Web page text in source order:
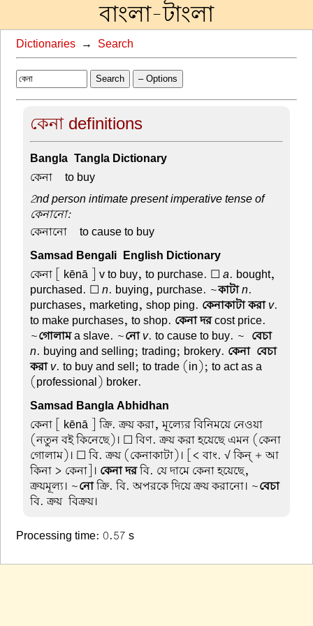
বাংলা-টাংলা
Dictionaries → Search
Search – Options
কেনা definitions
Bangla-Tangla Dictionary
কেনা –to buy
2nd person intimate present imperative tense of
কেনানো:
কেনানো –to cause to buy
Samsad Bengali-English Dictionary
কেনা [ kēnā ] v to buy, to purchase. ☐a. bought,
purchased. ☐n. buying, purchase. ~কাটাn.
purchases, marketing, shop ping. কেনাকাটা করা v.
to make purchases, to shop. কেনা দরcost price.
~গোলামa slave. ~নো v. to cause to buy. ~ -বেচা
n. buying and selling; trading; brokery. কেনা-বেচা
করা v. to buy and sell; to trade (in); to act as a
(professional) broker.
Samsad Bangla Abhidhan
কেনা [ kēnā ] ক্রি. ক্রয় করা, মূল্যের বিনিময়ে নেওয়া
(নতুন বই কিনেছে)। ☐ বিণ. ক্রয় করা হয়েছে এমন (কেনা
গোলাম)। ☐ বি. ক্রয় (কেনাকাটা)। [< বাং. √ কিন্ + আ
কিনা > কেনা]। কেনা দরবি. যে দামে কেনা হয়েছে,
ক্রয়মূল্য। ~নোক্রি. বি. অপরকে দিয়ে ক্রয় করানো। ~বেচা
বি. ক্রয়-বিক্রয়।
Processing time: 0.57 s